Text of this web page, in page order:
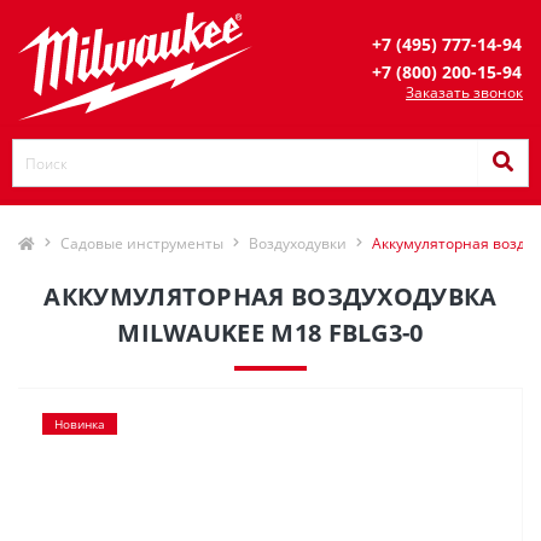
+7 (495) 777-14-94
+7 (800) 200-15-94
Заказать звонок
Садовые инструменты Воздуходувки Аккумуляторная
АККУМУЛЯТОРНАЯ ВОЗДУХОДУВКА
MILWAUKEE M18 FBLG3-0
Новинка